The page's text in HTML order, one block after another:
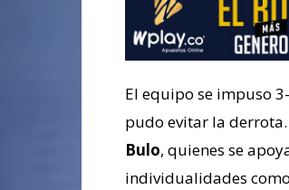
El equipo se impuso
pudo evitar la
Bulo, quienes se
individualidades